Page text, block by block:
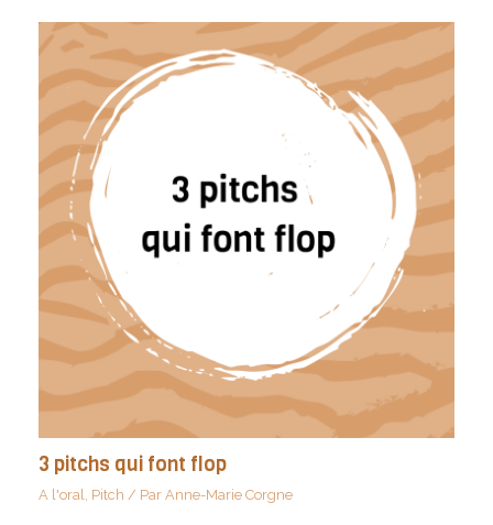
3 pitchs qui font flop
A l'oral, Pitch / Par Anne-Marie Corgne